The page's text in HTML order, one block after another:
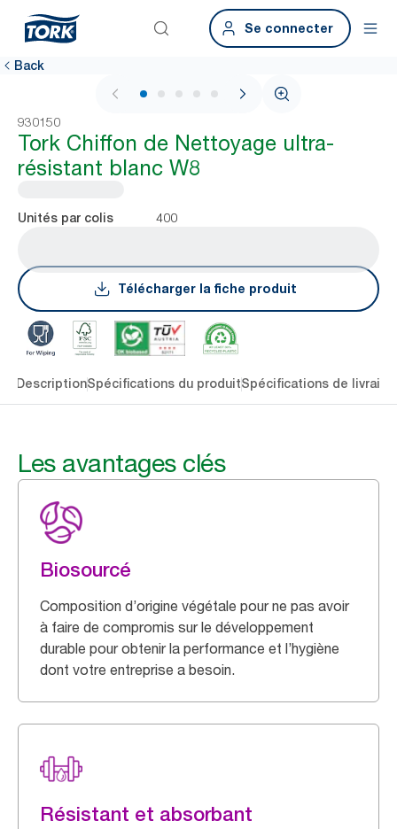
Se connecter
Back
1 / 6
930150
Tork Chiffon de Nettoyage ultra-
résistant blanc W8
Unités par colis 400
Télécharger la fiche produit
DescriptionSpécifications du produitSpécifications de
Les avantages clés
Biosourcé
Composition d’origine végétale pour ne pas avoir
à faire de compromis sur le développement
durable pour obtenir la performance et l’hygiène
dont votre entreprise a besoin.
Résistant et absorbant